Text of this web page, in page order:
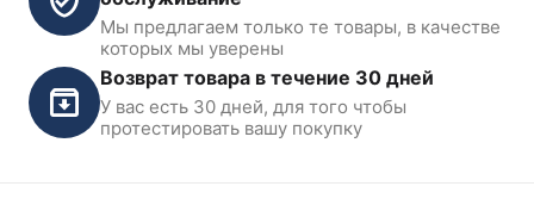
Мы предлагаем только те товары, в качестве
которых мы уверены
Возврат товара в течение 30 дней
У вас есть 30 дней, для того чтобы
протестировать вашу покупку